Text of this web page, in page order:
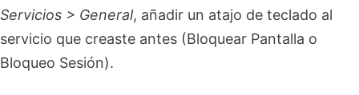
Servicios > General, añadir un atajo de teclado al
servicio que creaste antes (Bloquear Pantalla o
Bloqueo Sesión).